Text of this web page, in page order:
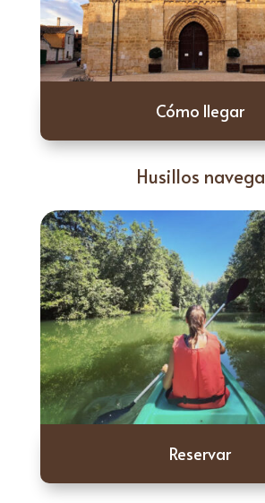
Cómo llegar
Husillos navega
Reservar